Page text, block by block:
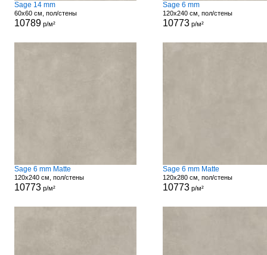
Sage 14 mm
60x60 см, пол/стены
10789р/м²
Sage 6 mm
120x240 см, пол/стены
10773р/м²
Sage 6 mm Matte
120x240 см, пол/стены
10773р/м²
Sage 6 mm Matte
120x280 см, пол/стены
10773р/м²